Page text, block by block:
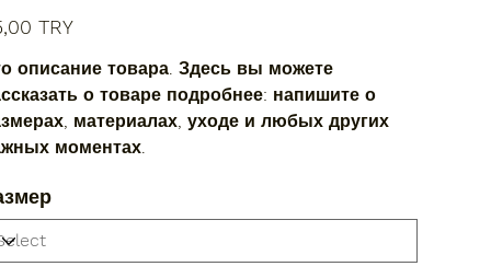
TRY
описание товара. Здесь вы можете
о товаре подробнее: напишите о
материалах, уходе и любых других
моментах.